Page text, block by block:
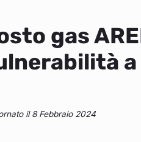
gas
il 8 Febbraio 2024